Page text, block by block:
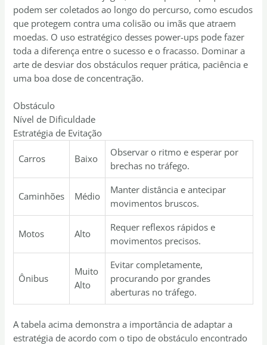
podem ser coletados ao longo do percurso, como escudos
que protegem contra uma colisão ou imãs que atraem
moedas. O uso estratégico desses power-ups pode fazer
toda a diferença entre o sucesso e o fracasso. Dominar a
arte de desviar dos obstáculos requer prática, paciência e
uma boa dose de concentração.
Obstáculo
Nível de Dificuldade
Estratégia de Evitação
Carros Baixo
Observar o ritmo e esperar por
brechas no tráfego.
Caminhões Médio
Manter distância e antecipar
movimentos bruscos.
Motos Alto
Requer reflexos rápidos e
movimentos precisos.
Ônibus
Muito
Alto
Evitar completamente,
procurando por grandes
aberturas no tráfego.
A tabela acima demonstra a importância de adaptar a
estratégia de acordo com o tipo de obstáculo encontrado